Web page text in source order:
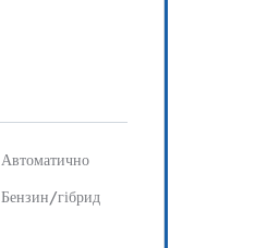
Автоматично
Бензин/гібрид